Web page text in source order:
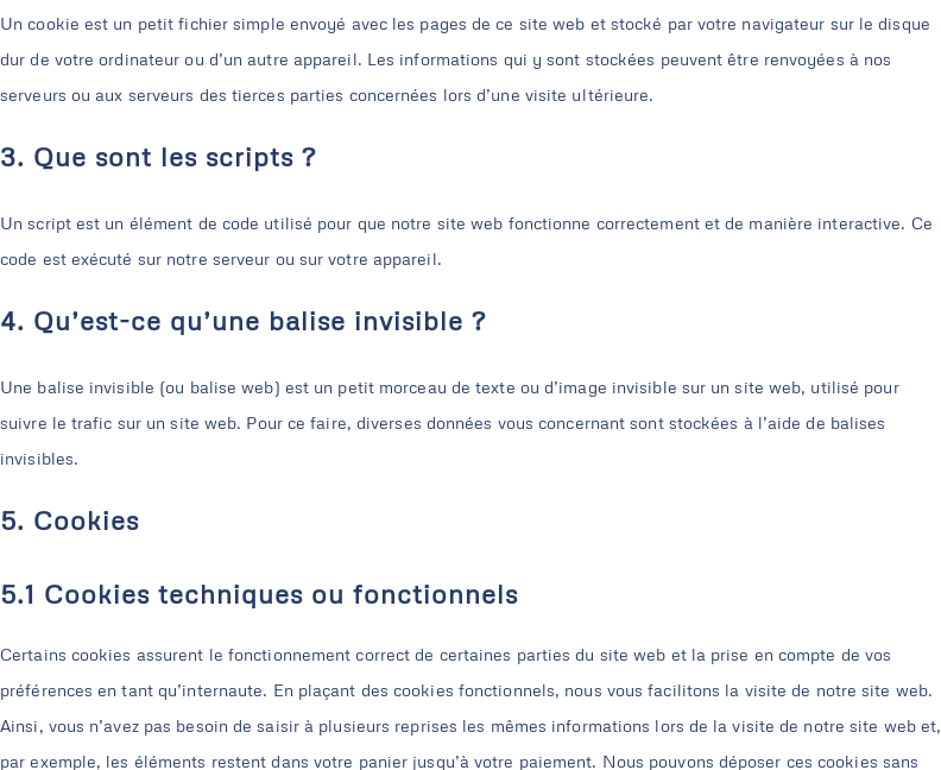
Un cookie est un petit fichier simple envoyé avec les pages de ce site web et stocké par votre navigateur sur le disque
dur de votre ordinateur ou d’un autre appareil. Les informations qui y sont stockées peuvent être renvoyées à nos
serveurs ou aux serveurs des tierces parties concernées lors d’une visite ultérieure.
3. Que sont les scripts ?
Un script est un élément de code utilisé pour que notre site web fonctionne correctement et de manière interactive. Ce
code est exécuté sur notre serveur ou sur votre appareil.
4. Qu’est-ce qu’une balise invisible ?
Une balise invisible (ou balise web) est un petit morceau de texte ou d’image invisible sur un site web, utilisé pour
suivre le trafic sur un site web. Pour ce faire, diverses données vous concernant sont stockées à l’aide de balises
invisibles.
5. Cookies
5.1 Cookies techniques ou fonctionnels
Certains cookies assurent le fonctionnement correct de certaines parties du site web et la prise en compte de vos
préférences en tant qu’internaute. En plaçant des cookies fonctionnels, nous vous facilitons la visite de notre site web.
Ainsi, vous n’avez pas besoin de saisir à plusieurs reprises les mêmes informations lors de la visite de notre site web et,
par exemple, les éléments restent dans votre panier jusqu’à votre paiement. Nous pouvons déposer ces cookies sans